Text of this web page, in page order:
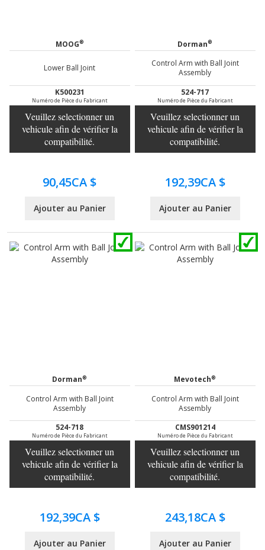
MOOG®
Lower Ball Joint
K500231
Numéro de Pièce du Fabricant
Veuillez selectionner un
vehicule afin de vérifier la
compatibilité.
90,45CA $
Ajouter au Panier
Dorman®
Control Arm with Ball Joint
Assembly
524-717
Numéro de Pièce du Fabricant
Veuillez selectionner un
vehicule afin de vérifier la
compatibilité.
192,39CA $
Ajouter au Panier
Dorman®
Control Arm with Ball Joint
Assembly
524-718
Numéro de Pièce du Fabricant
Veuillez selectionner un
vehicule afin de vérifier la
compatibilité.
192,39CA $
Ajouter au Panier
Mevotech®
Control Arm with Ball Joint
Assembly
CMS901214
Numéro de Pièce du Fabricant
Veuillez selectionner un
vehicule afin de vérifier la
compatibilité.
243,18CA $
Ajouter au Panier